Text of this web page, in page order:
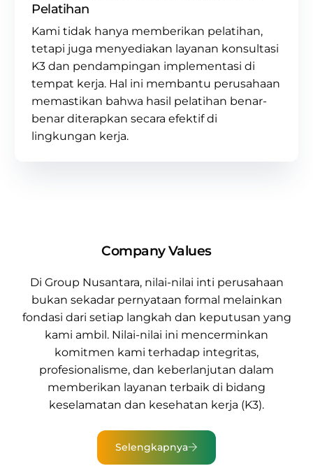
Pelatihan
Kami tidak hanya memberikan pelatihan,
tetapi juga menyediakan layanan konsultasi
K3 dan pendampingan implementasi di
tempat kerja. Hal ini membantu perusahaan
memastikan bahwa hasil pelatihan benar-
benar diterapkan secara efektif di
lingkungan kerja.
Company Values
Di Group Nusantara, nilai-nilai inti perusahaan
bukan sekadar pernyataan formal melainkan
fondasi dari setiap langkah dan keputusan yang
kami ambil. Nilai-nilai ini mencerminkan
komitmen kami terhadap integritas,
profesionalisme, dan keberlanjutan dalam
memberikan layanan terbaik di bidang
keselamatan dan kesehatan kerja (K3).
Selengkapnya